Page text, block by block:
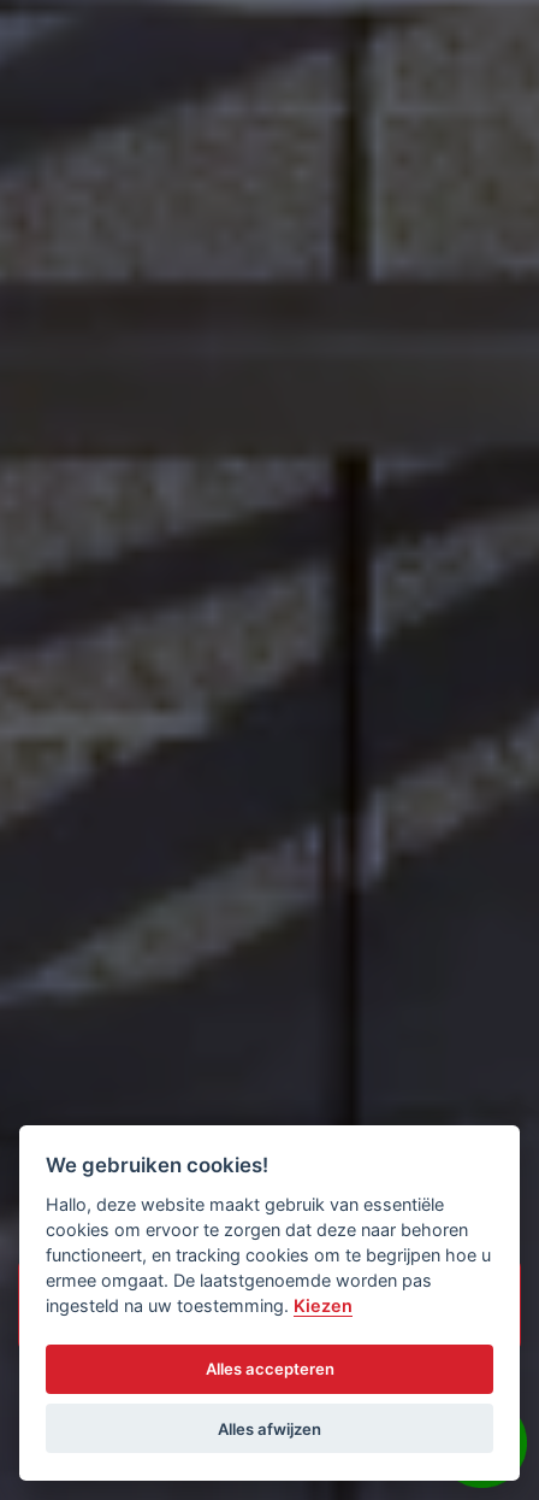
We gebruiken cookies!
Hallo, deze website maakt gebruik van essentiële
cookies om ervoor te zorgen dat deze naar behoren
functioneert, en tracking cookies om te begrijpen hoe u
ermee omgaat. De laatstgenoemde worden pas
ingesteld na uw toestemming. Kiezen
Alles accepteren
Alles afwijzen